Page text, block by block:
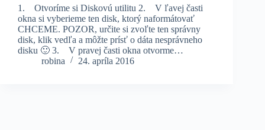
1. Otvoríme si Diskovú utilitu 2. V ľavej časti
okna si vyberieme ten disk, ktorý naformátovať
CHCEME. POZOR, určite si zvoľte ten správny
disk, klik vedľa a môžte prísť o dáta nesprávneho
disku 🙂 3. V pravej časti okna otvorme…
robina
24. apríla 2016